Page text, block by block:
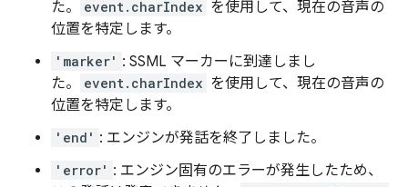
た。 event.charIndex を使用して、現在の音声の
位置を特定します。
'marker' : SSML マーカーに到達しまし
た。
event.charIndex を使用して、現在の音声の
位置を特定します。
'end' : エンジンが発話を終了しました。
'error' : エンジン固有のエラーが発生したため、